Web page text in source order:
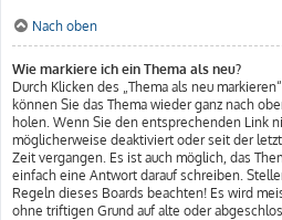
Nach oben
Wie markiere ich ein Thema als neu?
Durch Klicken des „Thema als neu
können Sie das Thema wieder ganz nach
holen. Wenn Sie den entsprechenden Link
möglicherweise deaktiviert oder seit der
Zeit vergangen. Es ist auch möglich, das
einfach eine Antwort darauf schreiben.
Regeln dieses Boards beachten! Es wird
ohne triftigen Grund auf alte oder